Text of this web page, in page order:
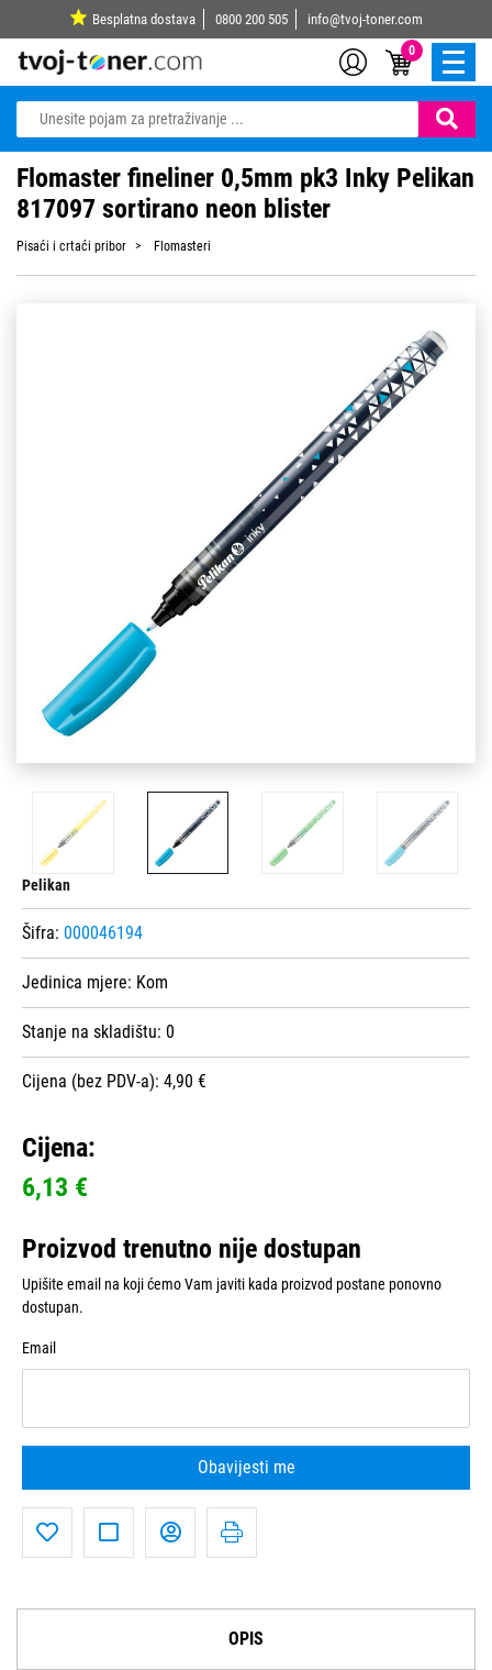
Besplatna dostava 0800 200 505 info@tvoj-toner.com
0
Flomaster fineliner 0,5mm pk3 Inky Pelikan
817097 sortirano neon blister
Pisaći i crtaći pribor Flomasteri
Pelikan
Šifra: 000046194
Jedinica mjere: Kom
Stanje na skladištu: 0
Cijena (bez PDV-a): 4,90 €
Cijena:
6,13 €
Proizvod trenutno nije dostupan
Upišite email na koji ćemo Vam javiti kada proizvod postane ponovno
dostupan.
Email
Obavijesti me
OPIS